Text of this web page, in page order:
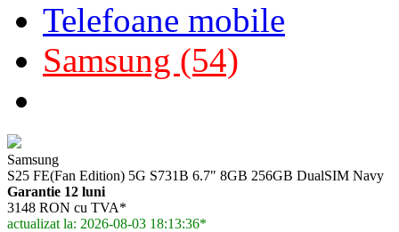
Telefoane mobile
Samsung (54)
Samsung
S25 FE(Fan Edition) 5G S731B 6.7" 8GB 256GB DualSIM Navy
Garantie 12 luni
3148 RON cu TVA*
actualizat la: 2026-08-03 18:13:36*